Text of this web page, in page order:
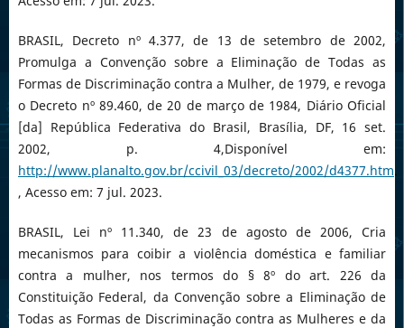
BRASIL, Decreto nº 4.377, de 13 de setembro de 2002,
Promulga a Convenção sobre a Eliminação de Todas as
Formas de Discriminação contra a Mulher, de 1979, e revoga
o Decreto nº 89.460, de 20 de março de 1984, Diário Oficial
[da] República Federativa do Brasil, Brasília, DF, 16 set.
2002, p. 4,Disponível em:
http://www.planalto.gov.br/ccivil_03/decreto/2002/d4377.htm.
, Acesso em: 7 jul. 2023.
BRASIL, Lei nº 11.340, de 23 de agosto de 2006, Cria
mecanismos para coibir a violência doméstica e familiar
contra a mulher, nos termos do § 8º do art. 226 da
Constituição Federal, da Convenção sobre a Eliminação de
Todas as Formas de Discriminação contra as Mulheres e da